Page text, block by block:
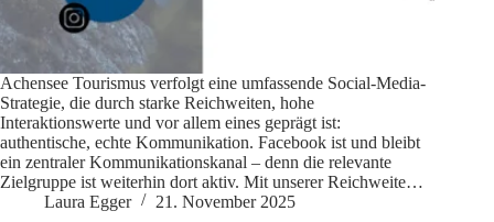
Achensee Tourismus verfolgt eine umfassende Social-Media-
Strategie, die durch starke Reichweiten, hohe
Interaktionswerte und vor allem eines geprägt ist:
authentische, echte Kommunikation. Facebook ist und bleibt
ein zentraler Kommunikationskanal – denn die relevante
Zielgruppe ist weiterhin dort aktiv. Mit unserer Reichweite…
Laura Egger
21. November 2025